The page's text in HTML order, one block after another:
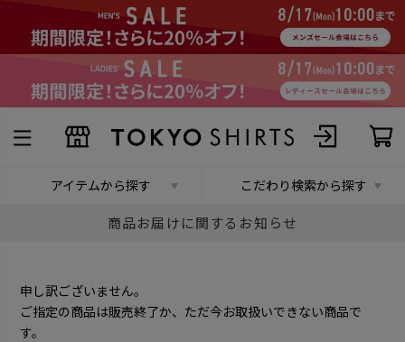
アイテムから探す こだわり検索から探す
商品お届けに関するお知らせ
申し訳ございません。
ご指定の商品は販売終了か、ただ今お取扱いできない商品で
す。